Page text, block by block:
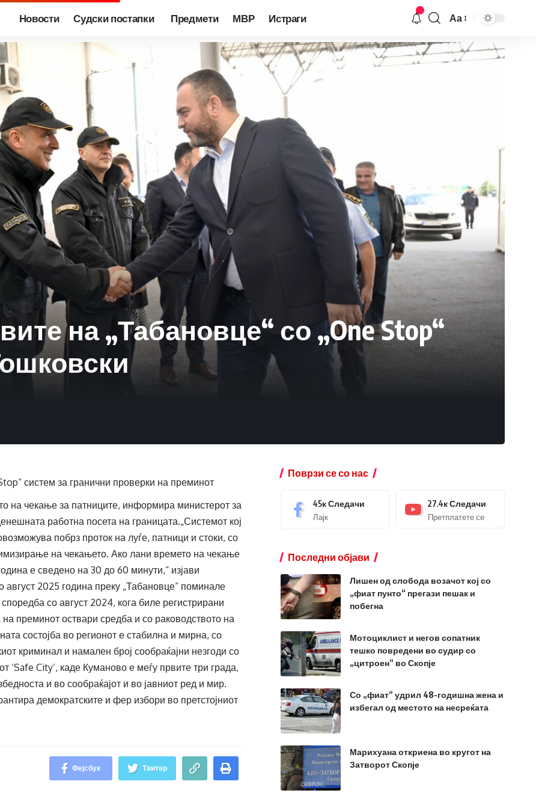
Новости Судски постапки Предмети МВР Истраги Аа
на „Табановце“ со „One Stop“
систем за гранични проверки на преминот
на чекање за патниците, информира министерот за
работна посета на границата.„Системот кој
побрз проток на луѓе, патници и стоки, со
на чекањето. Ако лани времето на чекање
е сведено на 30 до 60 минути,“ изјави
2025 година преку „Табановце“ поминале
со август 2024, кога биле регистрирани
преминот оствари средба и со раководството на
состојба во регионот е стабилна и мирна, со
криминал и намален број сообраќајни незгоди со
‘Safe City’, каде Куманово е меѓу првите три града,
и во сообраќајот и во јавниот ред и мир.
демократските и фер избори во претстојниот
Фејсбук Твитер
Поврзи се со нас
45кСледачи
Лајк
27.4кСледачи
Претплатете се
Последни објави
Лишен од слобода возачот кој со
„фиат пунто“ прегази пешак и
побегна
Мотоциклист и негов сопатник
тешко повредени во судир со
„цитроен“ во Скопје
Со „фиат“ удрил 48-годишна жена и
избегал од местото на несреќата
Марихуана откриена во кругот на
Затворот Скопје